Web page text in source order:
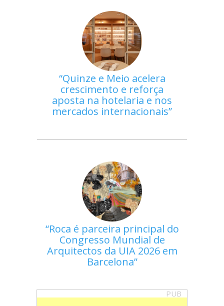
Quinze e Meio acelera
crescimento e reforça
aposta na hotelaria e nos
mercados internacionais
Roca é parceira principal do
Congresso Mundial de
Arquitectos da UIA 2026 em
Barcelona
PUB